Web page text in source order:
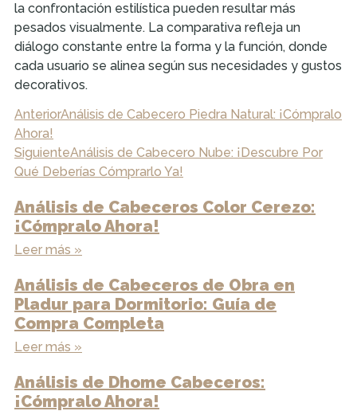
la confrontación estilística pueden resultar más
pesados visualmente. La comparativa refleja un
diálogo constante entre la forma y la función, donde
cada usuario se alinea según sus necesidades y gustos
decorativos.
AnteriorAnálisis de Cabecero Piedra Natural: ¡Cómpralo
Ahora!
SiguienteAnálisis de Cabecero Nube: ¡Descubre Por
Qué Deberías Cómprarlo Ya!
Análisis de Cabeceros Color Cerezo:
¡Cómpralo Ahora!
Leer más »
Análisis de Cabeceros de Obra en
Pladur para Dormitorio: Guía de
Compra Completa
Leer más »
Análisis de Dhome Cabeceros:
¡Cómpralo Ahora!